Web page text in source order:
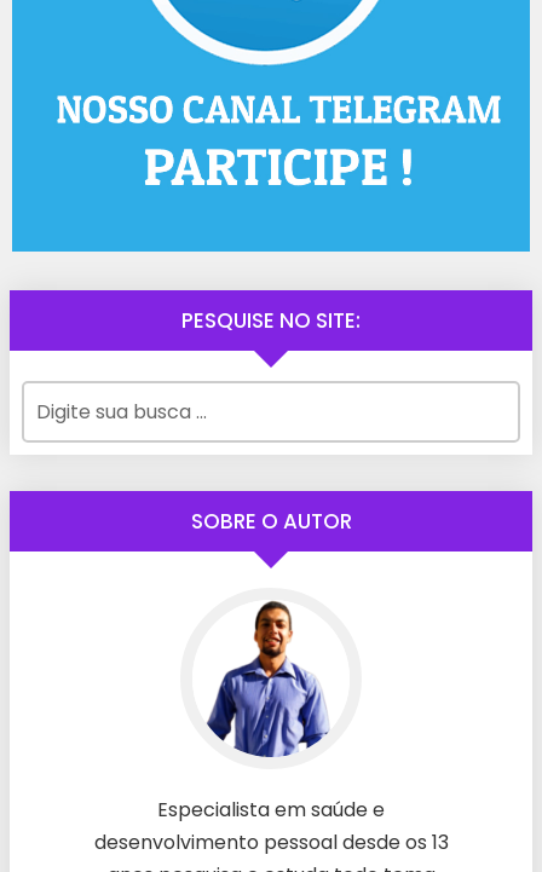
PESQUISE NO SITE:
SOBRE O AUTOR
Especialista em saúde e
desenvolvimento pessoal desde os 13